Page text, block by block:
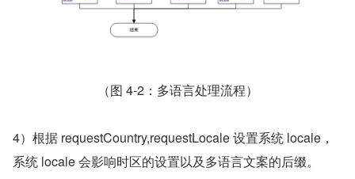
（图 4-2：多语言处理流程）
4）根据 requestCountry,requestLocale 设置系统 locale，
系统 locale 会影响时区的设置以及多语言文案的后缀。